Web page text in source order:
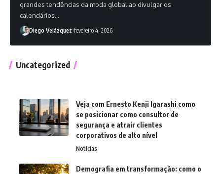
grandes tendências da moda global ao divulgar os
calendários…
Diego Velázquez fevereiro 4, 2026
Uncategorized
Veja com Ernesto Kenji Igarashi como
se posicionar como consultor de
segurança e atrair clientes
corporativos de alto nível
Notícias
Demografia em transformação: como o